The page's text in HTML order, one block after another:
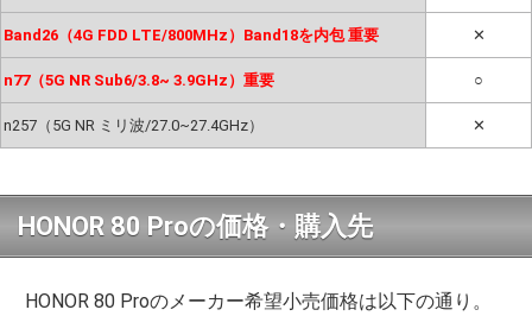
Band26（4G FDD LTE/800MHz）Band18を内包 重要 ✕
n77（5G NR Sub6/3.8~ 3.9GHz）重要 ○
n257（5G NR ミリ波/27.0~27.4GHz） ✕
HONOR 80 Proの価格・購入先
HONOR 80 Proのメーカー希望小売価格は以下の通り。